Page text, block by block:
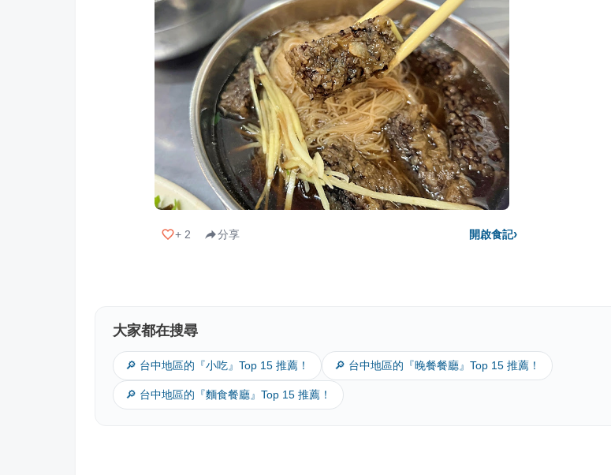
+ 2 分享 開啟食記›
大家都在搜尋
🔎 台中地區的『小吃』Top 15 推薦！ 🔎 台中地區的『晚餐餐廳』Top 15 推薦！
🔎 台中地區的『麵食餐廳』Top 15 推薦！